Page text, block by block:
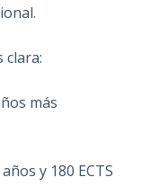
clara:
más
y 180 ECTS